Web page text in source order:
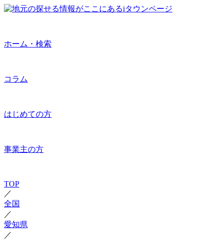
ホーム・検索
コラム
はじめての方
事業主の方
TOP
／
全国
／
愛知県
／